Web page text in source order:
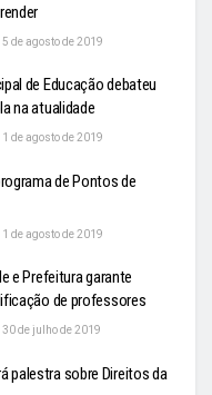
5 de agosto de 2019
de Educação debateu
na atualidade
1 de agosto de 2019
de Pontos de
1 de agosto de 2019
e Prefeitura garante
de professores
30 de julho de 2019
palestra sobre Direitos da